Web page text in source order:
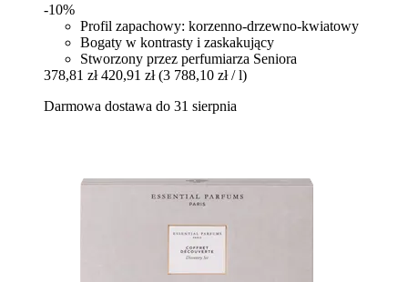
-10%
Profil zapachowy: korzenno-drzewno-kwiatowy
Bogaty w kontrasty i zaskakujący
Stworzony przez perfumiarza Seniora
378,81 zł 420,91 zł (3 788,10 zł / l)
Darmowa dostawa do 31 sierpnia